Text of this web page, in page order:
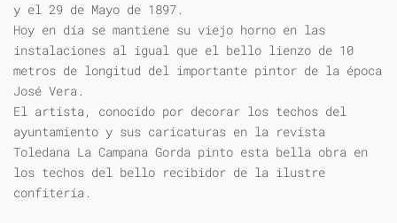
y el 29 de Mayo de 1897.
Hoy en día se mantiene su viejo horno en las
instalaciones al igual que el bello lienzo de 10
metros de longitud del importante pintor de la época
José Vera.
El artista, conocido por decorar los techos del
ayuntamiento y sus caricaturas en la revista
Toledana La Campana Gorda pinto esta bella obra en
los techos del bello recibidor de la ilustre
confitería.